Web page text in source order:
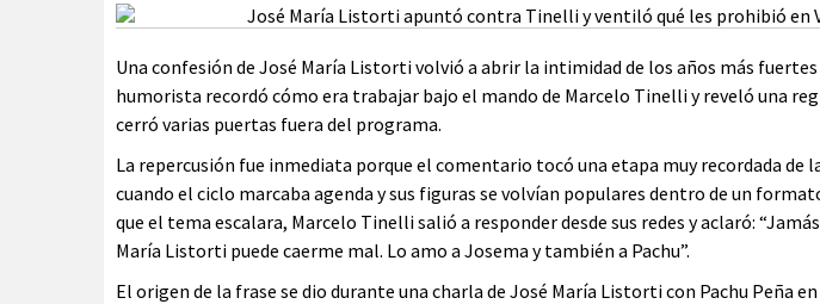
Una confesión de José María Listorti volvió a abrir la intimidad de los años más fuertes
humorista recordó cómo era trabajar bajo el mando de Marcelo Tinelli y reveló una
cerró varias puertas fuera del programa.
La repercusión fue inmediata porque el comentario tocó una etapa muy recordada de
cuando el ciclo marcaba agenda y sus figuras se volvían populares dentro de un
que el tema escalara, Marcelo Tinelli salió a responder desde sus redes y aclaró:
María Listorti puede caerme mal. Lo amo a Josema y también a Pachu”.
El origen de la frase se dio durante una charla de José María Listorti con Pachu Peña